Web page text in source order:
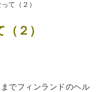
て（２）
２）
でフィンランドのヘル